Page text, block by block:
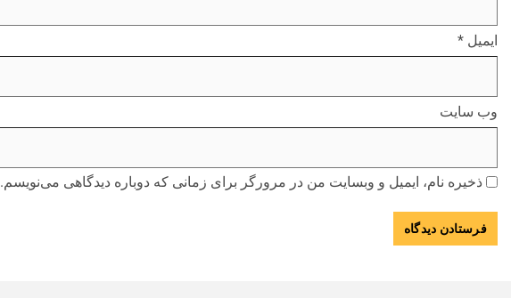
ایمیل *
وب‌ سایت
ذخیره نام، ایمیل و وبسایت من در مرورگر برای زمانی که دوباره دیدگاهی می‌نویسم.